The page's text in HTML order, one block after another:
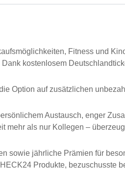
Fitness und
kostenlosem
Option auf zusätzlichen
Austausch, enger
mehr als nur Kollegen –
sowie jährliche Prämien für
Produkte, bezuschusste